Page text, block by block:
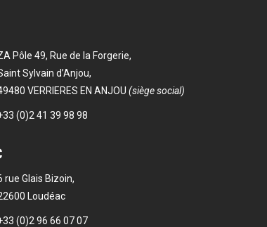
Pôle 49, Rue de la Forgerie,
Sylvain d’Anjou,
VERRIERES EN ANJOU (siège social)
(0)2 41 39 98 98
rue Glais Bizoin,
Loudéac
(0)2 96 66 07 07